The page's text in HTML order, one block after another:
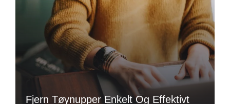
Fjern Tøynupper Enkelt Og Effektivt